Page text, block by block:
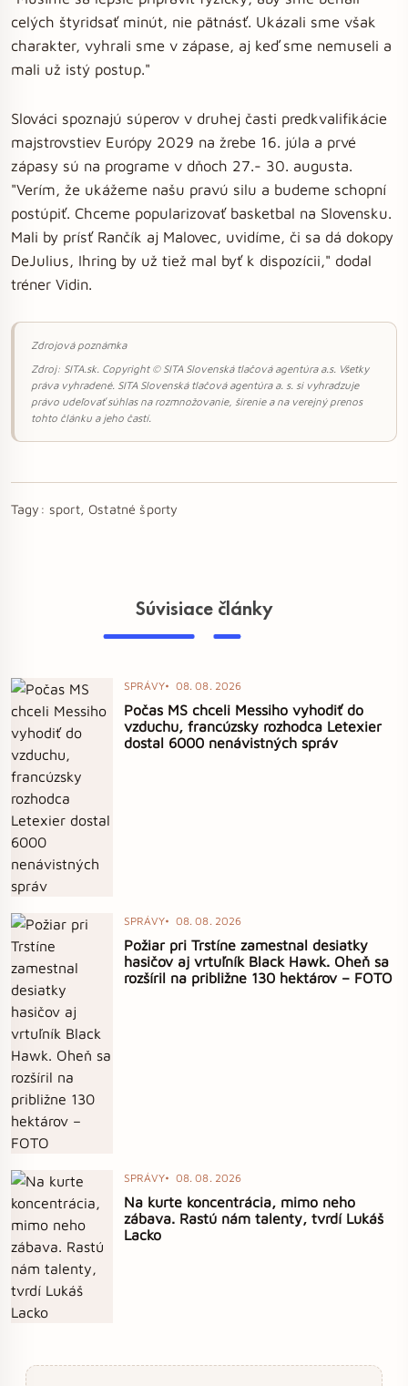
celých štyridsať minút, nie pätnásť. Ukázali sme však
charakter, vyhrali sme v zápase, aj keď sme nemuseli a
mali už istý postup."
Slováci spoznajú súperov v druhej časti predkvalifikácie
majstrovstiev Európy 2029 na žrebe 16. júla a prvé
zápasy sú na programe v dňoch 27.- 30. augusta.
"Verím, že ukážeme našu pravú silu a budeme schopní
postúpiť. Chceme popularizovať basketbal na Slovensku.
Mali by prísť Rančík aj Malovec, uvidíme, či sa dá dokopy
DeJulius, Ihring by už tiež mal byť k dispozícii," dodal
tréner Vidin.
Zdrojová poznámka
Zdroj: SITA.sk. Copyright © SITA Slovenská tlačová agentúra a.s. Všetky
práva vyhradené. SITA Slovenská tlačová agentúra a. s. si vyhradzuje
právo udeľovať súhlas na rozmnožovanie, šírenie a na verejný prenos
tohto článku a jeho častí.
Tagy: sport, Ostatné športy
Súvisiace články
SPRÁVY 08. 08. 2026
Počas MS chceli Messiho vyhodiť do
vzduchu, francúzsky rozhodca Letexier
dostal 6000 nenávistných správ
SPRÁVY 08. 08. 2026
Požiar pri Trstíne zamestnal desiatky
hasičov aj vrtuľník Black Hawk. Oheň sa
rozšíril na približne 130 hektárov – FOTO
SPRÁVY 08. 08. 2026
Na kurte koncentrácia, mimo neho
zábava. Rastú nám talenty, tvrdí Lukáš
Lacko